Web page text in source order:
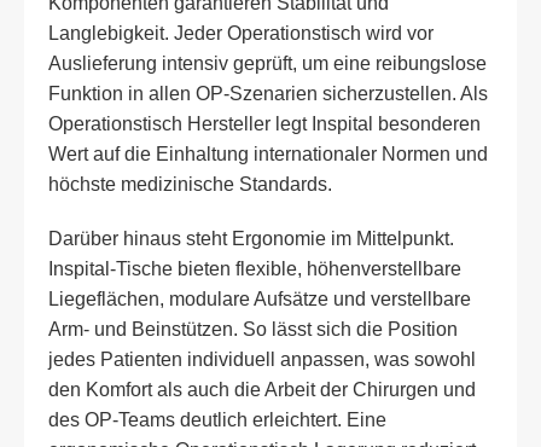
Langlebigkeit. Jeder Operationstisch wird vor
Auslieferung intensiv geprüft, um eine reibungslose
Funktion in allen OP-Szenarien sicherzustellen. Als
Operationstisch Hersteller legt Inspital besonderen
Wert auf die Einhaltung internationaler Normen und
höchste medizinische Standards.
Darüber hinaus steht Ergonomie im Mittelpunkt.
Inspital-Tische bieten flexible, höhenverstellbare
Liegeflächen, modulare Aufsätze und verstellbare
Arm- und Beinstützen. So lässt sich die Position
jedes Patienten individuell anpassen, was sowohl
den Komfort als auch die Arbeit der Chirurgen und
des OP-Teams deutlich erleichtert. Eine